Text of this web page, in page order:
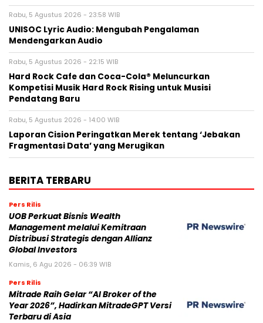
Rabu, 5 Agustus 2026 - 23:58 WIB
UNISOC Lyric Audio: Mengubah Pengalaman
Mendengarkan Audio
Rabu, 5 Agustus 2026 - 22:15 WIB
Hard Rock Cafe dan Coca-Cola® Meluncurkan
Kompetisi Musik Hard Rock Rising untuk Musisi
Pendatang Baru
Rabu, 5 Agustus 2026 - 14:00 WIB
Laporan Cision Peringatkan Merek tentang ‘Jebakan
Fragmentasi Data’ yang Merugikan
BERITA TERBARU
Pers Rilis
UOB Perkuat Bisnis Wealth
Management melalui Kemitraan
Distribusi Strategis dengan Allianz
Global Investors
Kamis, 6 Agu 2026 - 06:39 WIB
Pers Rilis
Mitrade Raih Gelar “AI Broker of the
Year 2026”, Hadirkan MitradeGPT Versi
Terbaru di Asia